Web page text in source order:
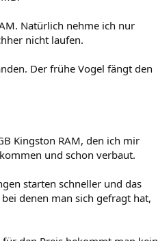
Natürlich nehme ich nur
nicht laufen.
Der frühe Vogel fängt den
Kingston RAM, den ich mir
und schon verbaut.
starten schneller und das
denen man sich gefragt hat,